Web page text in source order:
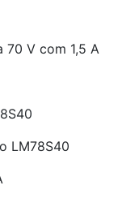
70 V com 1,5 A
LM78S40